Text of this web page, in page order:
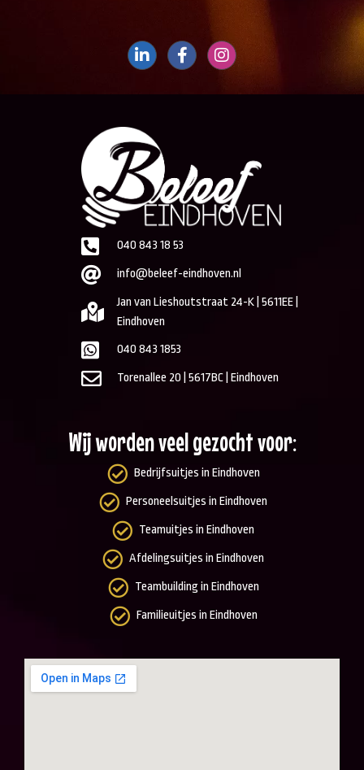
040 843 18 53
info@beleef-eindhoven.nl
Jan van Lieshoutstraat 24-K | 5611EE |
Eindhoven
040 843 1853
Torenallee 20 | 5617BC | Eindhoven
Wij worden veel gezocht voor:
Bedrijfsuitjes in Eindhoven
Personeelsuitjes in Eindhoven
Teamuitjes in Eindhoven
Afdelingsuitjes in Eindhoven
Teambuilding in Eindhoven
Familieuitjes in Eindhoven